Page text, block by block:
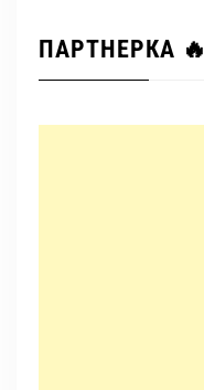
ПАРТНЕРКА 🔥